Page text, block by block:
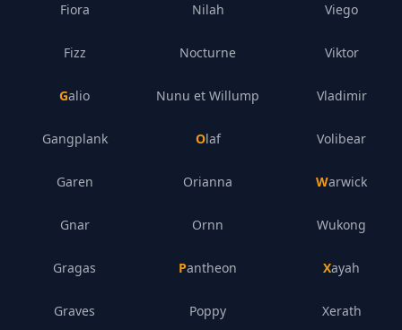
Fiora
Fizz
Galio
Gangplank
Garen
Gnar
Gragas
Graves
Nilah
Nocturne
Nunu et Willump
Olaf
Orianna
Ornn
Pantheon
Poppy
Viego
Viktor
Vladimir
Volibear
Warwick
Wukong
Xayah
Xerath